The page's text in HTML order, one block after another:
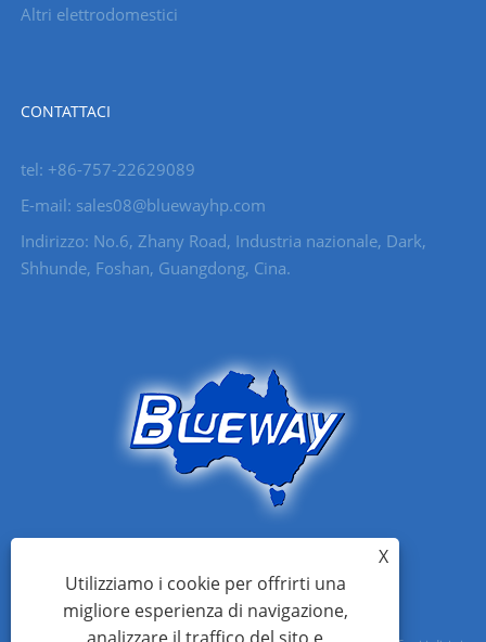
Altri elettrodomestici
CONTATTACI
tel: +86-757-22629089
E-mail: sales08@bluewayhp.com
Indirizzo: No.6, Zhany Road, Industria nazionale, Dark,
Shhunde, Foshan, Guangdong, Cina.
X
Utilizziamo i cookie per offrirti una
migliore esperienza di navigazione,